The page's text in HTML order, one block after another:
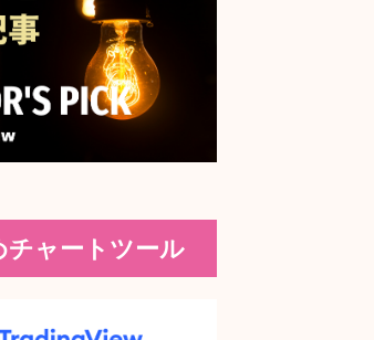
チャートツール